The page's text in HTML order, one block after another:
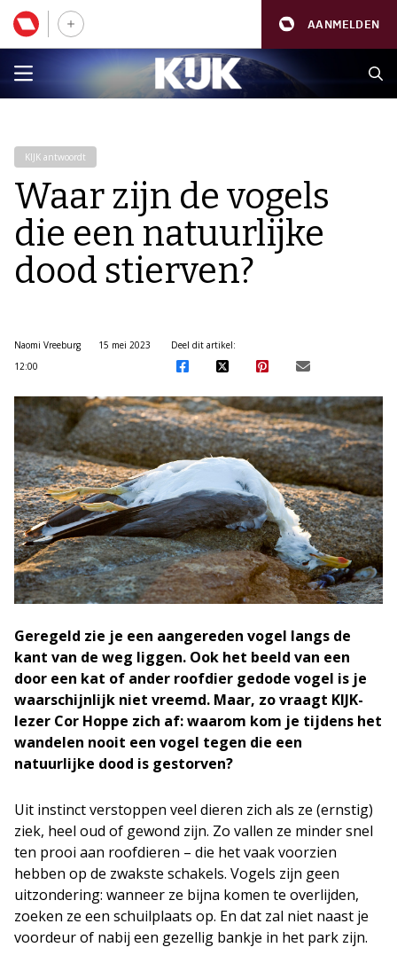
AANMELDEN
KIJK antwoordt
Waar zijn de vogels
die een natuurlijke
dood stierven?
Naomi Vreeburg
15 mei 2023
12:00
Deel dit artikel:
Geregeld zie je een aangereden vogel langs de
kant van de weg liggen. Ook het beeld van een
door een kat of ander roofdier gedode vogel is je
waarschijnlijk niet vreemd. Maar, zo vraagt KIJK-
lezer Cor Hoppe zich af: waarom kom je tijdens het
wandelen nooit een vogel tegen die een
natuurlijke dood is gestorven?
Uit instinct verstoppen veel dieren zich als ze (ernstig)
ziek, heel oud of gewond zijn. Zo vallen ze minder snel
ten prooi aan roofdieren – die het vaak voorzien
hebben op de zwakste schakels. Vogels zijn geen
uitzondering: wanneer ze bijna komen te overlijden,
zoeken ze een schuilplaats op. En dat zal niet naast je
voordeur of nabij een gezellig bankje in het park zijn.